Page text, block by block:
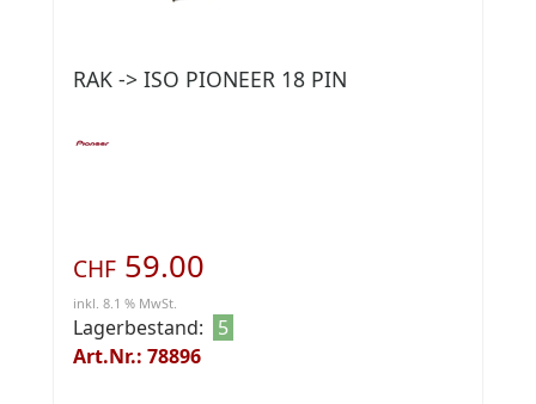
RAK -> ISO PIONEER 18 PIN
CHF 59.00
inkl. 8.1 % MwSt.
Lagerbestand:
5
Art.Nr.: 78896